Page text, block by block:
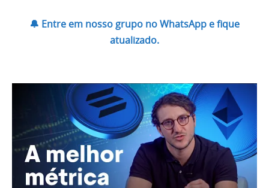
🔔 Entre em nosso grupo no WhatsApp e fique
atualizado.